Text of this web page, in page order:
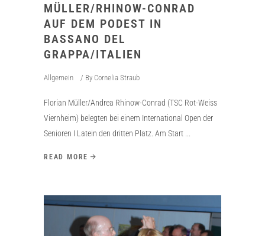
MÜLLER/RHINOW-CONRAD
AUF DEM PODEST IN
BASSANO DEL
GRAPPA/ITALIEN
Allgemein By Cornelia Straub
Florian Müller/Andrea Rhinow-Conrad (TSC Rot-Weiss
Viernheim) belegten bei einem International Open der
Senioren I Latein den dritten Platz. Am Start
READ MORE